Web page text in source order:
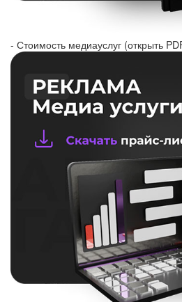
- Стоимость медиауслуг (открыть